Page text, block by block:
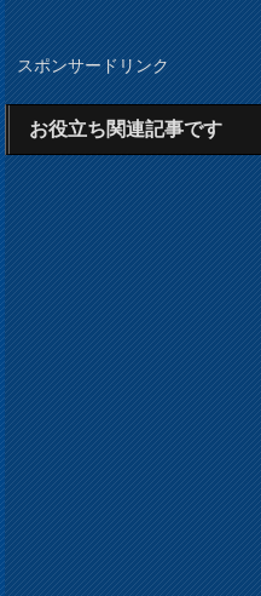
スポンサードリンク
お役立ち関連記事です